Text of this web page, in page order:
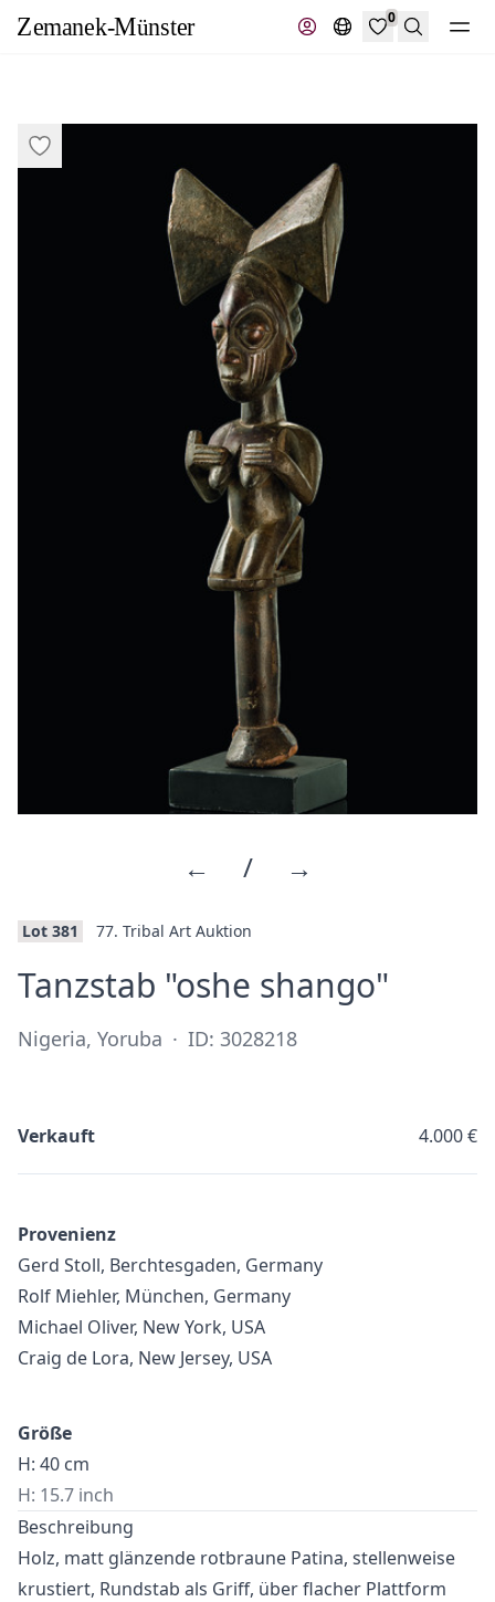
0
Suche
← / →
Lot 381 77. Tribal Art Auktion
Tanzstab "oshe shango"
Nigeria, Yoruba · ID: 3028218
Verkauft 4.000 €
Provenienz
Gerd Stoll, Berchtesgaden, Germany
Rolf Miehler, München, Germany
Michael Oliver, New York, USA
Craig de Lora, New Jersey, USA
Größe
H: 40 cm
H: 15.7 inch
Beschreibung
Holz, matt glänzende rotbraune Patina, stellenweise
krustiert, Rundstab als Griff, über flacher Plattform